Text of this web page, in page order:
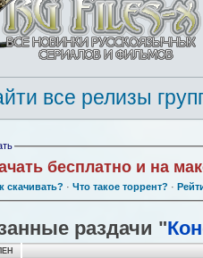
все релизы
бесплатно и на
скачивать? · Что такое торрент? ·
раздачи "